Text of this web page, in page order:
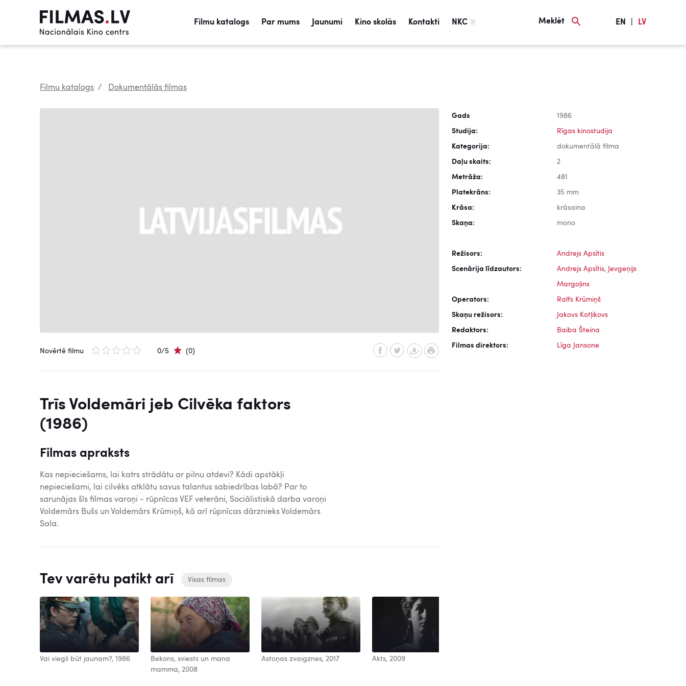
Filmu katalogs Par mums Jaunumi Kino skolās Kontakti NKC Meklēt EN LV
Filmu katalogs Dokumentālās filmas
Novērtē filmu 0/5 (0)
Trīs Voldemāri jeb Cilvēka faktors
(1986)
Filmas apraksts
Kas nepieciešams, lai katrs strādātu ar pilnu atdevi? Kādi apstākļi
nepieciešami, lai cilvēks atklātu savus talantus sabiedrības labā? Par to
sarunājas šīs filmas varoņi - rūpnīcas VEF veterāni, Sociālistiskā darba varoņi
Voldemārs Bušs un Voldemārs Krūmiņš, kā arī rūpnīcas dārznieks Voldemārs
Sala.
Tev varētu patikt arī Visas filmas
Vai viegli būt jaunam?, 1986
Bekons, sviests un mana
mamma, 2008
Astoņas zvaigznes, 2017 Akts, 2009
Gads 1986
Studija: Rīgas kinostudija
Kategorija: dokumentālā filma
Daļu skaits: 2
Metrāža: 481
Platekrāns: 35 mm
Krāsa: krāsaina
Skaņa: mono
Režisors: Andrejs Apsītis
Scenārija līdzautors: Andrejs Apsītis, Jevgeņijs
Margoļins
Operators: Ralfs Krūmiņš
Skaņu režisors: Jakovs Kotļikovs
Redaktors: Baiba Šteina
Filmas direktors: Līga Jansone